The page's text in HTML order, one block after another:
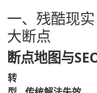
一、残酷现
大断点
断点地图与
转